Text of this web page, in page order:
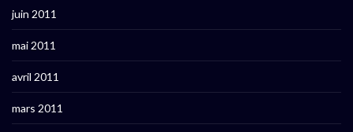
juin 2011
mai 2011
avril 2011
mars 2011